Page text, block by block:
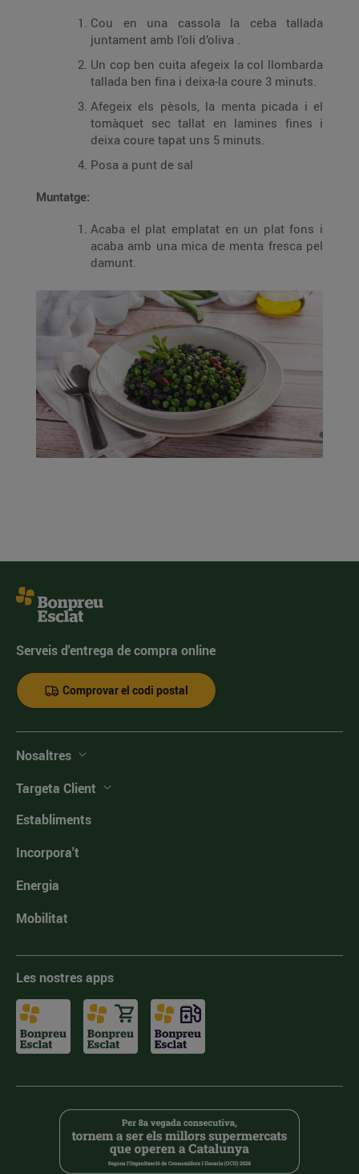
Cou en una cassola la ceba tallada
juntament amb l’oli d’oliva .
Un cop ben cuita afegeix la col llombarda
tallada ben fina i deixa-la coure 3 minuts.
Afegeix els pèsols, la menta picada i el
tomàquet sec tallat en lamines fines i
deixa coure tapat uns 5 minuts.
Posa a punt de sal
Muntatge:
Acaba el plat emplatat en un plat fons i
acaba amb una mica de menta fresca pel
damunt.
Serveis d'entrega de compra online
Comprovar el codi postal
Nosaltres
Targeta Client
Establiments
Incorpora't
Energia
Mobilitat
Les nostres apps